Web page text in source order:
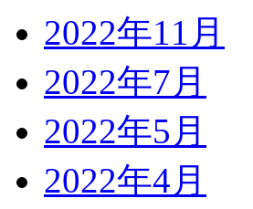
2022年11月
2022年7月
2022年5月
2022年4月